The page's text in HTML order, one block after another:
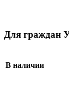
Для граждан
В наличии